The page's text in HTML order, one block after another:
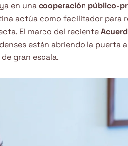
en unacooperación público-
actúa como facilitador para
El marco del reciente
están abriendo la puerta
gran escala.